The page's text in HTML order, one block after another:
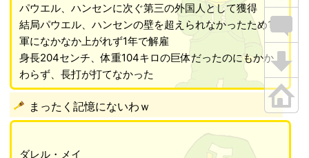
パウエル、ハンセンに次ぐ第三の外国人として獲得
結局パウエル、ハンセンの壁を超えられなかったため1
軍になかなか上がれず1年で解雇
身長204センチ、体重104キロの巨体だったのにもかか
わらず、長打が打てなかった
まったく記憶にないわｗ
ダレル・メイ